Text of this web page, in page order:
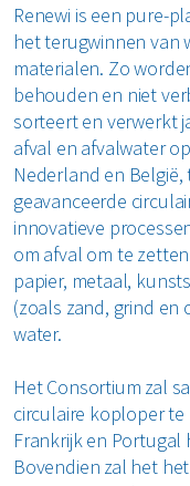
Renewi is een pure-
het terugwinnen van
materialen. Zo
behouden en niet
sorteert en verwerkt
afval en afvalwater
Nederland en België,
geavanceerde
innovatieve
om afval om te
papier, metaal,
(zoals zand, grind en
water.
Het Consortium zal
circulaire koploper te
Frankrijk en Portugal
Bovendien zal het